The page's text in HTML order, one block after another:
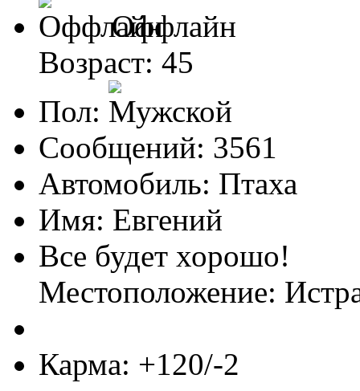
Оффлайн
Возраст: 45
Пол:
Сообщений: 3561
Автомобиль: Птаха
Имя: Евгений
Все будет хорошо!
Местоположение:
Карма: +120/-2